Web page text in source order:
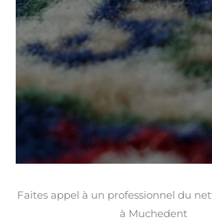
Faites appel à un professionnel du
à Muchedent